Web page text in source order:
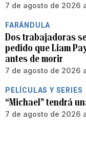
7 de agosto de 2026
FARÁNDULA
Dos trabajadoras
pedido que Liam
antes de morir
7 de agosto de 2026
PELÍCULAS Y SERIES
“Michael” tendrá
7 de agosto de 2026